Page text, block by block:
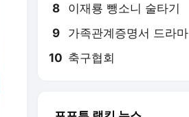
8 이재룡 뺑소니 술타기
9 가족관계증명서 드라마
10 축구협회